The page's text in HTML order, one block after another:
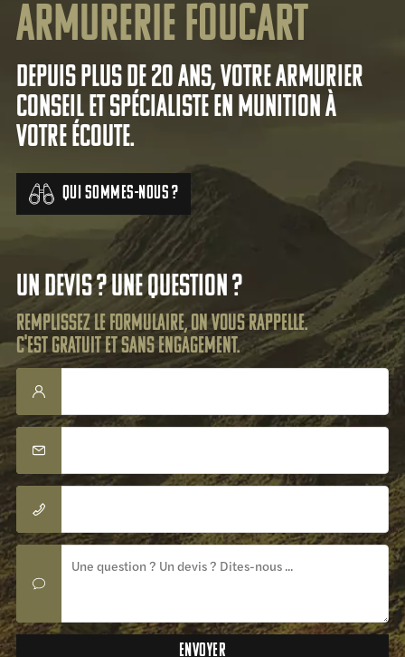
Armurerie Foucart
Depuis plus de 20 ans, votre armurier
conseil et spécialiste en munition à
votre écoute.
Qui sommes-nous ?
Un devis ? Une question ?
Remplissez le formulaire, on vous rappelle.
C'est gratuit et sans engagement.